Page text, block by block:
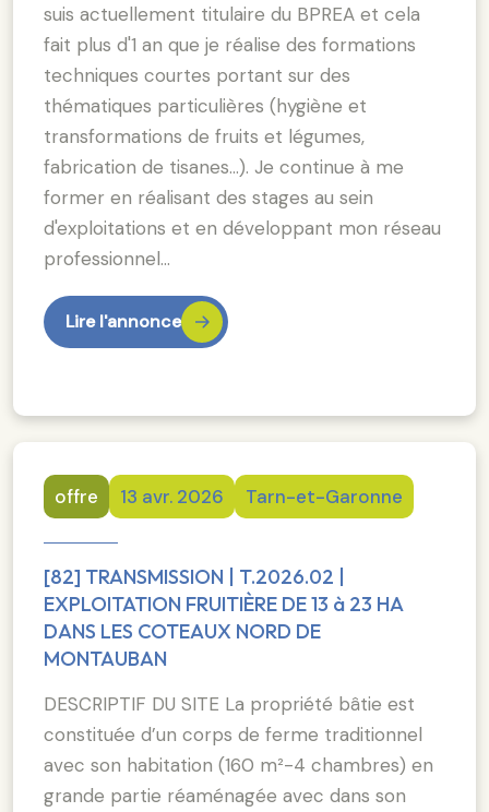
suis actuellement titulaire du BPREA et cela
fait plus d'1 an que je réalise des formations
techniques courtes portant sur des
thématiques particulières (hygiène et
transformations de fruits et légumes,
fabrication de tisanes...). Je continue à me
former en réalisant des stages au sein
d'exploitations et en développant mon réseau
professionnel…
Lire l'annonce
offre 13 avr. 2026 Tarn-et-Garonne
[82] TRANSMISSION | T.2026.02 |
EXPLOITATION FRUITIÈRE DE 13 à 23 HA
DANS LES COTEAUX NORD DE
MONTAUBAN
DESCRIPTIF DU SITE La propriété bâtie est
constituée d’un corps de ferme traditionnel
avec son habitation (160 m²-4 chambres) en
grande partie réaménagée avec dans son